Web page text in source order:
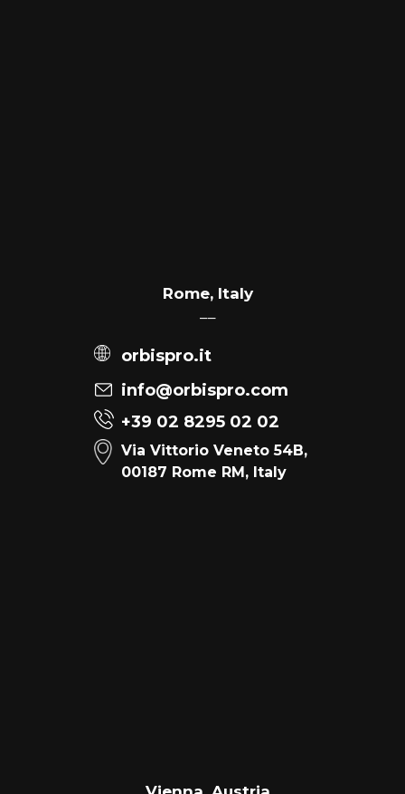
Rome, Italy
––
orbispro.it
+39 02 8295 02 02
Via Vittorio Veneto 54B,
00187 Rome RM, Italy
info@orbispro.com